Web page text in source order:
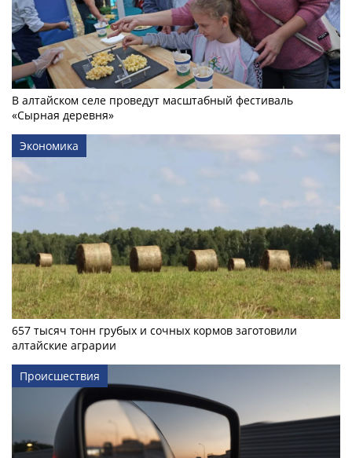
В алтайском селе проведут масштабный фестиваль
«Сырная деревня»
Экономика
657 тысяч тонн грубых и сочных кормов заготовили
алтайские аграрии
Происшествия